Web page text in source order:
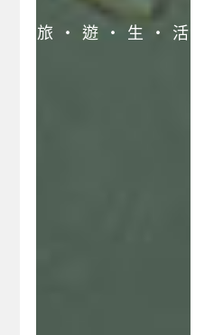
旅 ‧ 遊 ‧ 生 ‧ 活